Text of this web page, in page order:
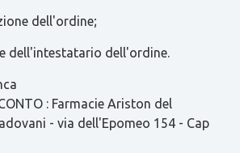
dell'ordine;
dell'intestatario dell'ordine.
: Farmacie Ariston del
- via dell'Epomeo 154 - Cap